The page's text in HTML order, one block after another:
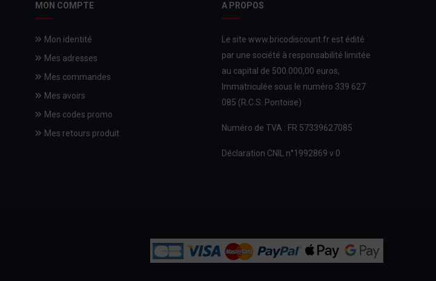
MON COMPTE
Mon identité
Mes adresses
Mes commandes
Mes avoirs
Mes codes promo
Mes retours produit
A PROPOS
Le site www.bricodiscount.fr est édité
par une société à responsabilité limitée
au capital de 500.000,00 euros,
Immatriculée sous le numéro 339 627
085 (R.C.S. Pontoise)
Numéro de TVA : FR 57339627085
Déclaration CNIL n°1992869 v 0